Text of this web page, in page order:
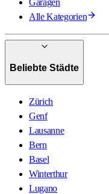
Garagen
Alle Kategorien
Beliebte Städte
Zürich
Genf
Lausanne
Bern
Basel
Winterthur
Lugano